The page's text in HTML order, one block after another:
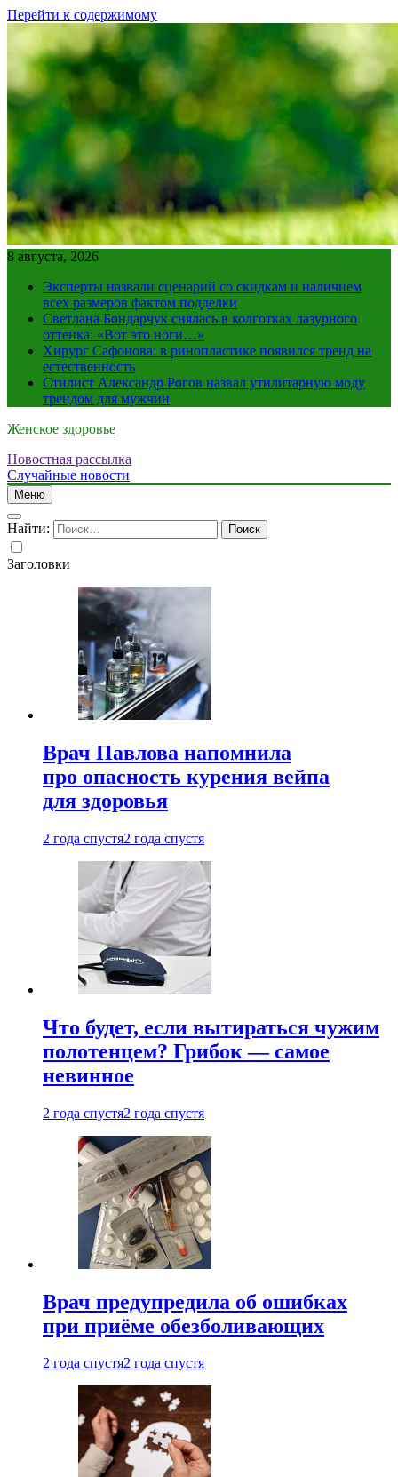
Перейти к содержимому
8 августа, 2026
Эксперты назвали сценарий со скидкам и наличием
всех размеров фактом подделки
Светлана Бондарчук снялась в колготках лазурного
оттенка: «Вот это ноги…»
Хирург Сафонова: в ринопластике появился тренд на
естественность
Стилист Александр Рогов назвал утилитарную моду
трендом для мужчин
Женское здоровье
Новостная рассылка
Случайные новости
Меню
Найти:
Заголовки
Врач Павлова напомнила
про опасность курения вейпа
для здоровья
2 года спустя2 года спустя
Что будет, если вытираться чужим
полотенцем? Грибок — самое
невинное
2 года спустя2 года спустя
Врач предупредила об ошибках
при приëме обезболивающих
2 года спустя2 года спустя